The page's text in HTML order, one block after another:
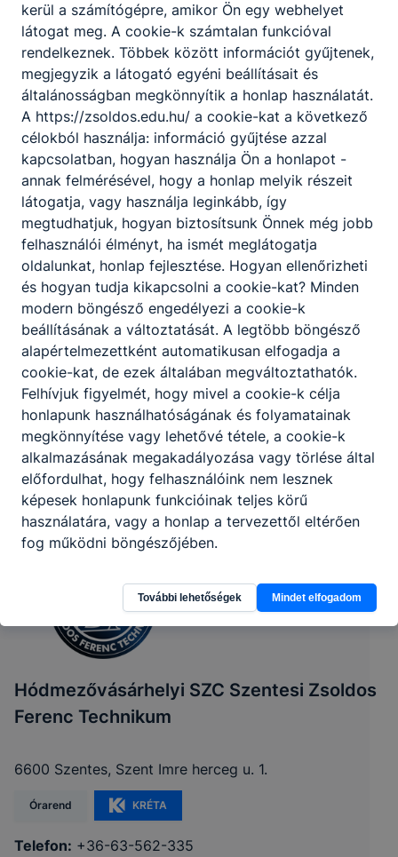
KORÁBBI ESEMÉNYEK
Nincsenek korábbi események
Partnereink
Hódmezővásárhelyi SZC Szentesi Zsoldos
Ferenc Technikum
6600 Szentes, Szent Imre herceg u. 1.
Órarend KRÉTA
Telefon: +36-63-562-335
kerül a számítógépre, amikor Ön egy webhelyet
látogat meg. A cookie-k számtalan funkcióval
rendelkeznek. Többek között információt gyűjtenek,
megjegyzik a látogató egyéni beállításait és
általánosságban megkönnyítik a honlap használatát.
A https://zsoldos.edu.hu/ a cookie-kat a következő
célokból használja: információ gyűjtése azzal
kapcsolatban, hogyan használja Ön a honlapot -
annak felmérésével, hogy a honlap melyik részeit
látogatja, vagy használja leginkább, így
megtudhatjuk, hogyan biztosítsunk Önnek még jobb
felhasználói élményt, ha ismét meglátogatja
oldalunkat, honlap fejlesztése. Hogyan ellenőrizheti
és hogyan tudja kikapcsolni a cookie-kat? Minden
modern böngésző engedélyezi a cookie-k
beállításának a változtatását. A legtöbb böngésző
alapértelmezettként automatikusan elfogadja a
cookie-kat, de ezek általában megváltoztathatók.
Felhívjuk figyelmét, hogy mivel a cookie-k célja
honlapunk használhatóságának és folyamatainak
megkönnyítése vagy lehetővé tétele, a cookie-k
alkalmazásának megakadályozása vagy törlése által
előfordulhat, hogy felhasználóink nem lesznek
képesek honlapunk funkcióinak teljes körű
használatára, vagy a honlap a tervezettől eltérően
fog működni böngészőjében.
További lehetőségek Mindet elfogadom